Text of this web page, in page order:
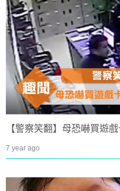
【警察笑翻】母恐嚇買遊
7 year ago